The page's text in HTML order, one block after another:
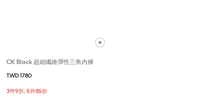
CK Black 超細纖維彈性三角內褲
TWD 1780
3件9折; 5件85折